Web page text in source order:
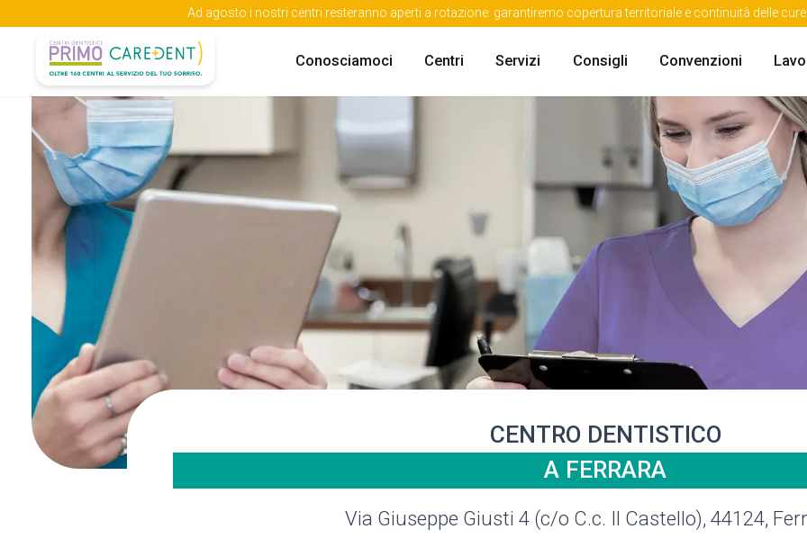
Ad agosto i nostri centri resteranno aperti a rotazione: garantiremo copertura territoriale e continuità delle
Conosciamoci Centri Servizi Consigli Convenzioni
CENTRO DENTISTICO
A FERRARA
Via Giuseppe Giusti 4 (c/o C.c. Il Castello), 44124,